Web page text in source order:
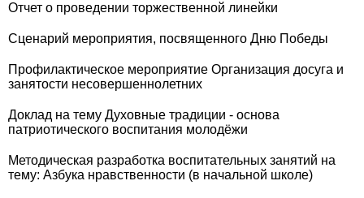
Отчет о проведении торжественной линейки
Сценарий мероприятия, посвященного Дню Победы
Профилактическое мероприятие Организация досуга и
занятости несовершеннолетних
Доклад на тему Духовные традиции - основа
патриотического воспитания молодёжи
Методическая разработка воспитательных занятий на
тему: Азбука нравственности (в начальной школе)